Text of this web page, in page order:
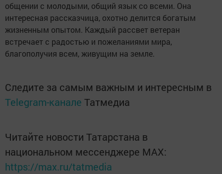
общении с молодыми, общий язык со всеми. Она
интересная рассказчица, охотно делится богатым
жизненным опытом. Каждый рассвет ветеран
встречает с радостью и пожеланиями мира,
благополучия всем, живущим на земле.
Следите за самым важным и интересным в
Telegram-канале Татмедиа
Читайте новости Татарстана в
национальном мессенджере MАХ:
https://max.ru/tatmedia